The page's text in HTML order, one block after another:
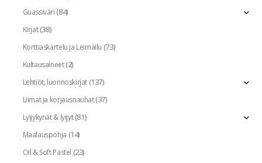
Guassiväri(84)
Kirjat(38)
Korttiaskartelu ja Leimailu (73)
Kultausaineet(2)
Lehtiöt, luonnoskirjat(137)
Liimat ja korjausnauhat(37)
Lyijykynät & lyijyt(81)
Maalauspohja (14)
Oil & Soft Pastel (23)